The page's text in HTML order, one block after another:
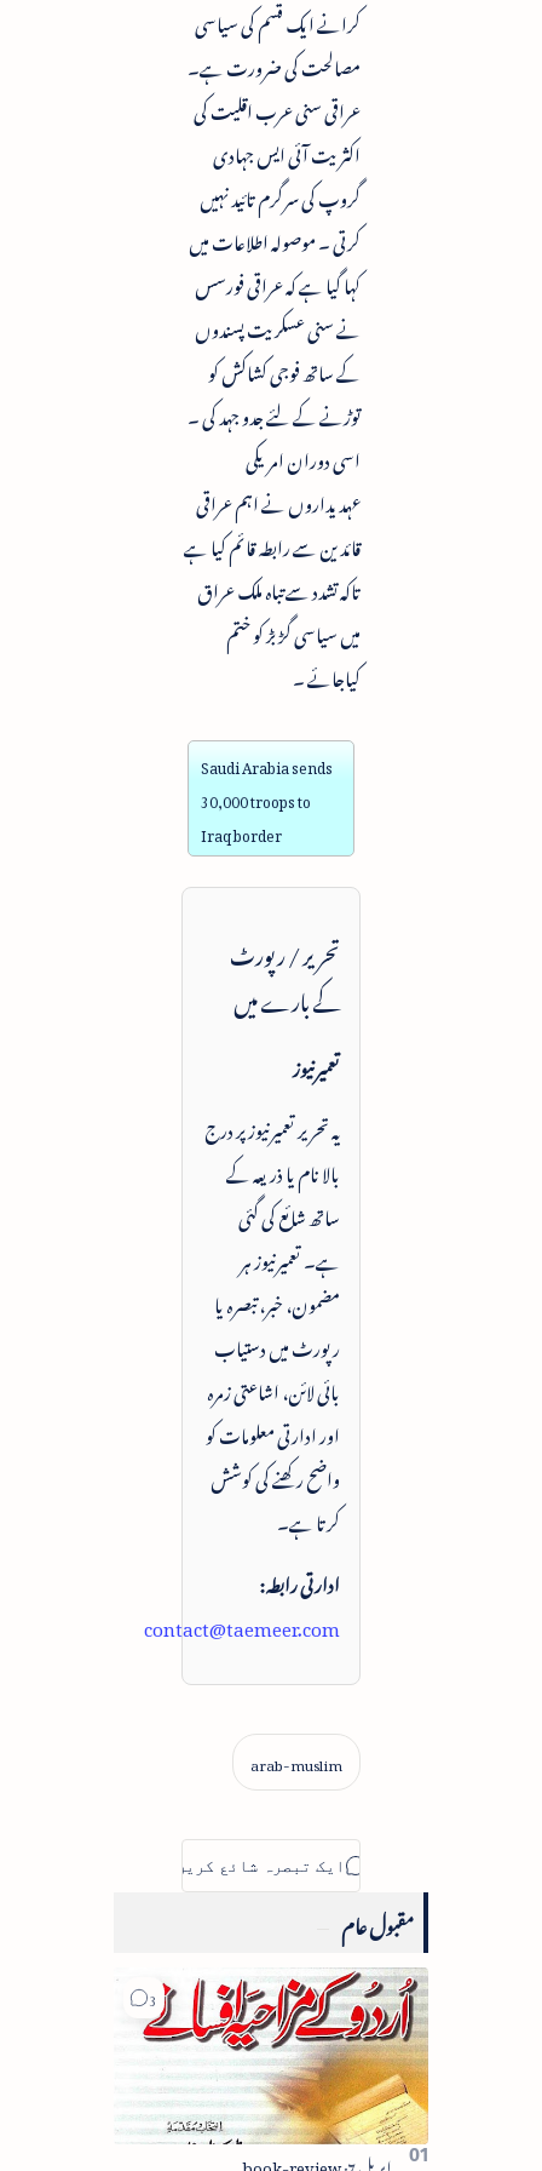
کرانے ایک قسم کی سیاسی
مصالحت کی ضرورت ہے۔
عراقی سنی عرب اقلیت کی
اکثریت آئی ایس جہادی
گروپ کی سرگرم تائید نہیں
کرتی ۔ موصولہ اطلاعات میں
کہا گیا ہے کہ عراقی فورسس
نے سنی عسکریت پسندوں
کے ساتھ فوجی کشاکش کو
توڑنے کے لئے جدو جہد کی ۔
اسی دوران امریکی
عہدیداروں نے اہم عراقی
قائدین سے رابطہ قائم کیا ہے
تاکہ تشدد سے تباہ ملک عراق
میں سیاسی گڑ بڑ کو ختم
کیاجائے ۔
Saudi Arabia sends
30,000 troops to
Iraq border
تحریر / رپورٹ
کے بارے میں
تعمیرنیوز
یہ تحریر تعمیرنیوز پر درج
بالا نام یا ذریعہ کے
ساتھ شائع کی گئی
ہے۔ تعمیرنیوز ہر
مضمون، خبر، تبصرہ یا
رپورٹ میں دستیاب
بائی لائن، اشاعتی زمرہ
اور ادارتی معلومات کو
واضح رکھنے کی کوشش
کرتا ہے۔
ادارتی رابطہ:
contact@taemeer.com
مقبول عام